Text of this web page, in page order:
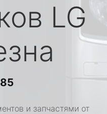
LG
и запчастями от